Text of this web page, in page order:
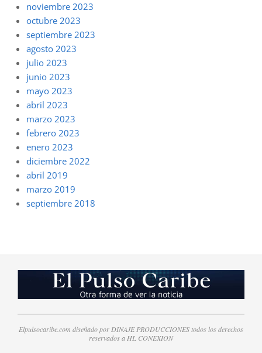
noviembre 2023
octubre 2023
septiembre 2023
agosto 2023
julio 2023
junio 2023
mayo 2023
abril 2023
marzo 2023
febrero 2023
enero 2023
diciembre 2022
abril 2019
marzo 2019
septiembre 2018
Elpulsocaribe.com diseñado por DINAJE PRODUCCIONES todos los derechos
reservados a HL CONEXION